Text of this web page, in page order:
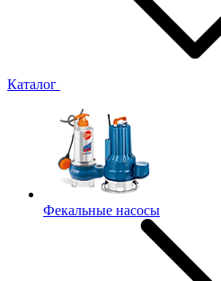
Каталог
Фекальные насосы